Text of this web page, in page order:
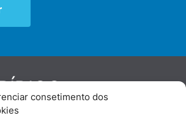
consetimento dos
os autores e